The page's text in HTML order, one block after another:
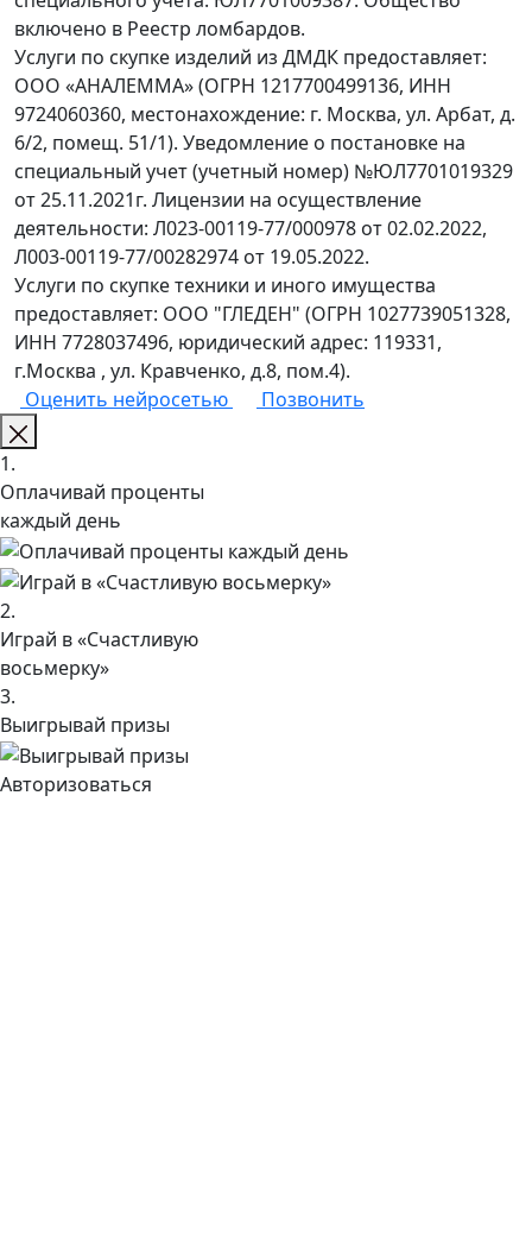
включено в Реестр ломбардов.
Услуги по скупке изделий из ДМДК предоставляет:
ООО «АНАЛЕММА» (ОГРН 1217700499136, ИНН
9724060360, местонахождение: г. Москва, ул. Арбат, д.
6/2, помещ. 51/1). Уведомление о постановке на
специальный учет (учетный номер) №ЮЛ7701019329
от 25.11.2021г. Лицензии на осуществление
деятельности: Л023-00119-77/000978 от 02.02.2022,
Л003-00119-77/00282974 от 19.05.2022.
Услуги по скупке техники и иного имущества
предоставляет: ООО "ГЛЕДЕН" (ОГРН 1027739051328,
ИНН 7728037496, юридический адрес: 119331,
г.Москва , ул. Кравченко, д.8, пом.4).
Оценить нейросетью
Позвонить
1.
Оплачивай проценты
каждый день
2.
Играй в «Счастливую
восьмерку»
3.
Выигрывай призы
Авторизоваться